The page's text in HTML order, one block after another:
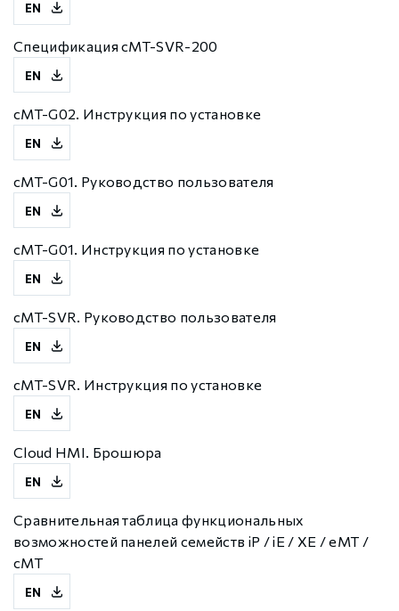
EN
Спецификация cMT-SVR-200
EN
cMT-G02. Инструкция по установке
EN
cMT-G01. Руководство пользователя
EN
cMT-G01. Инструкция по установке
EN
cMT-SVR. Руководство пользователя
EN
cMT-SVR. Инструкция по установке
EN
Cloud HMI. Брошюра
EN
Сравнительная таблица функциональных
возможностей панелей семейств iP / iE / XE / eMT /
сMT
EN